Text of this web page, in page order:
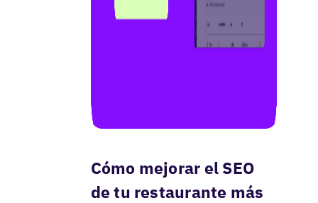
Cómo mejorar el SEO
de tu restaurante más